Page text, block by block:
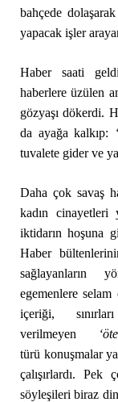
bahçede
yapacak işler
Haber saati
haberlere üzülen
gözyaşı dökerdi.
da ayağa kalkıp:
tuvalete gider ve
Daha çok savaş
kadın
iktidarın hoşuna
Haber
sağlayanların
egemenlere selam
içeriği,
verilmeyen
türü konuşmalar
çalışırlardı.
söyleşileri biraz